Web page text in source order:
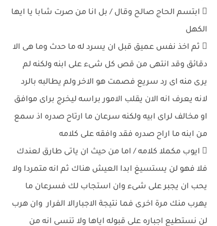
 ابتسم الحاج صالح وقال / بل انا من صرت شابا يا ايها
الكهل
 ثم اخذ نفس عميق قبل ان يسرد له ما حدث وما هى الا
دقائق وقد انتهى من قص كل شىء على ابنه ولكنه لم
يرى منه اى رد سريع فصمت هو الاخر ولم يطالبه بالرد
لانه يعرف انه الان يقلب الامور براسه ليخرج براى موافق
او مخالف لراى ابيه ولكنه سرعان ما ارتاح صدره اذ سمع
من ابنه ما اراح صدره فقد وافقه على كلامه
 ايوب مكملا كلامه / اما من حيث ان ياتى طارق لعندك
فلا فهو لن يستسيغ ابدا العيش هناك ثم انه متمردا ولا
يحب ان يجبر على شىء وان استجاب لك فسرعان ما
يهرب منك مرة اخرى فما نتيجة الاجبارالا الفرار وان هرب
لن نستطيع اجباره على قبوله اياها ولا تنسى انه من